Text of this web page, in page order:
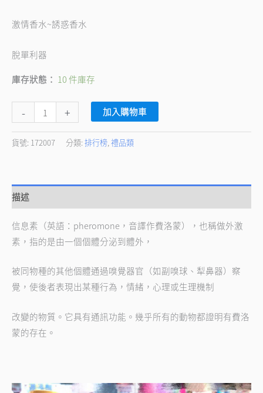
激情香水~誘惑香水
脫單利器
庫存狀態： 10 件庫存
- + 加入購物車
貨號: 172007 分類: 排行榜,禮品類
描述
信息素（英語：pheromone，音譯作費洛蒙），也稱做外激
素，指的是由一個個體分泌到體外，
被同物種的其他個體通過嗅覺器官（如副嗅球、犁鼻器）察
覺，使後者表現出某種行為，情緒，心理或生理機制
改變的物質。它具有通訊功能。幾乎所有的動物都證明有費洛
蒙的存在。